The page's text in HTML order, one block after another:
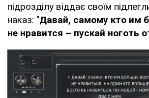
підрозділу віддає своїм
наказ: "Давай, самому кто им
не нравится – пускай ноготь